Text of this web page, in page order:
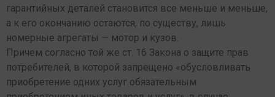
гарантийных деталей становится все меньше и меньше,
а к его окончанию остаются, по существу, лишь
номерные агрегаты — мотор и кузов.
Причем согласно той же ст. 16 Закона о защите прав
потребителей, в которой запрещено «обусловливать
приобретение одних услуг обязательным